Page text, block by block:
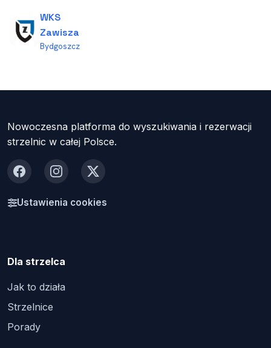
WKS
Zawisza
Bydgoszcz
Nowoczesna platforma do wyszukiwania i rezerwacji
strzelnic w całej Polsce.
FacebookInstagram
X
Ustawienia cookies
Dla strzelca
Jak to działa
Strzelnice
Porady